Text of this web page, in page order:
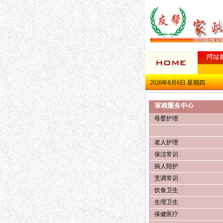
2026年8月6日 星期四
母婴护理
老人护理
保洁常识
病人陪护
烹调常识
饮食卫生
生理卫生
保健医疗